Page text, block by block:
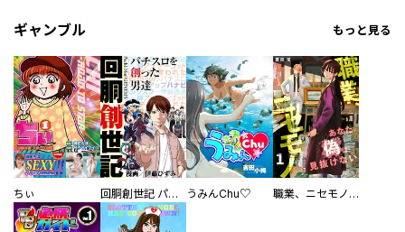
ギャンブル もっと見る
ちぃ 回胴創世記 パチスロを創った男達 うみんChu♡ 職業、ニセモノ～あなたに偽は見抜けない【電子単行本版】